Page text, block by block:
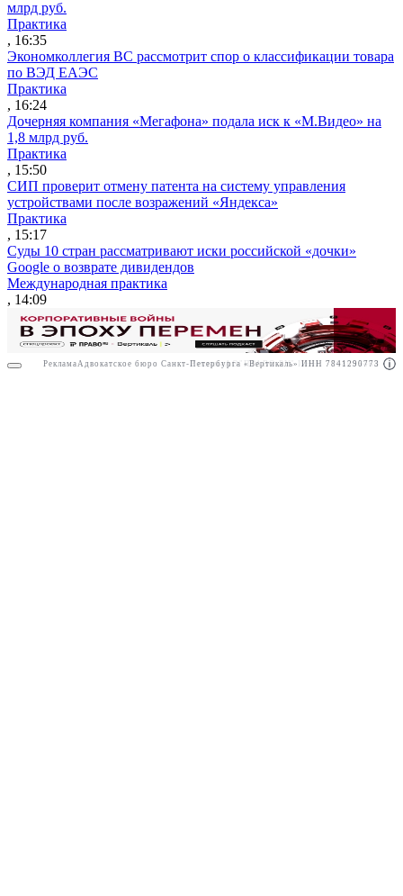
РекламаАО"ПРАВО.РУ" ИНН: 7708095468
млрд руб.
Практика
, 16:35
Экономколлегия ВС рассмотрит спор о классификации товара
по ВЭД ЕАЭС
Практика
, 16:24
Дочерняя компания «Мегафона» подала иск к «М.Видео» на
1,8 млрд руб.
Практика
, 15:50
СИП проверит отмену патента на систему управления
устройствами после возражений «Яндекса»
Практика
, 15:17
Суды 10 стран рассматривают иски российской «дочки»
Google о возврате дивидендов
Международная практика
, 14:09
Реклама Адвокатское бюро Санкт-Петербурга «Вертикаль» ИНН 7841290773